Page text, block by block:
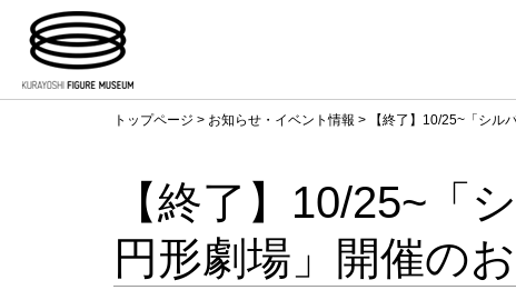
トップページ > お知らせ・イベント情報 > 【終了】10/25~「シル
【終了】10/25~「
円形劇場」開催の